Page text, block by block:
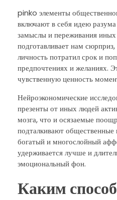
pinko элементы
включают в себя идею
замыслы и переживания
подготавливает нам
личность потратил срок и
предпочтениях и желаниях.
чувственную ценность
Нейроэкономические
презенты от иных людей
мозга, что и осязаемые
подталкивают общественные
богатый и многослойный
удерживается лучше и
эмоциональный фон.
Каким